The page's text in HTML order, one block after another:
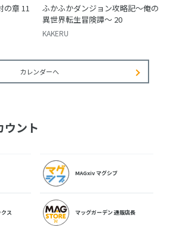
の章 11
ふかふかダンジョン攻略記～俺の
異世界転生冒険譚～ 20
KAKERU
カレンダーへ
ウント
MAGxiv マグシブ
ス マッグガーデン 通販店長